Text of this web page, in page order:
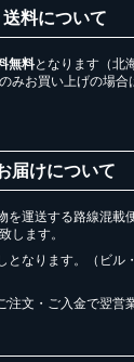
送料について
無料となります（北
みお買い上げの場合
届けについて
を運送する路線混載
します。
となります。（ビル
文・ご入金で翌営
き)
進む